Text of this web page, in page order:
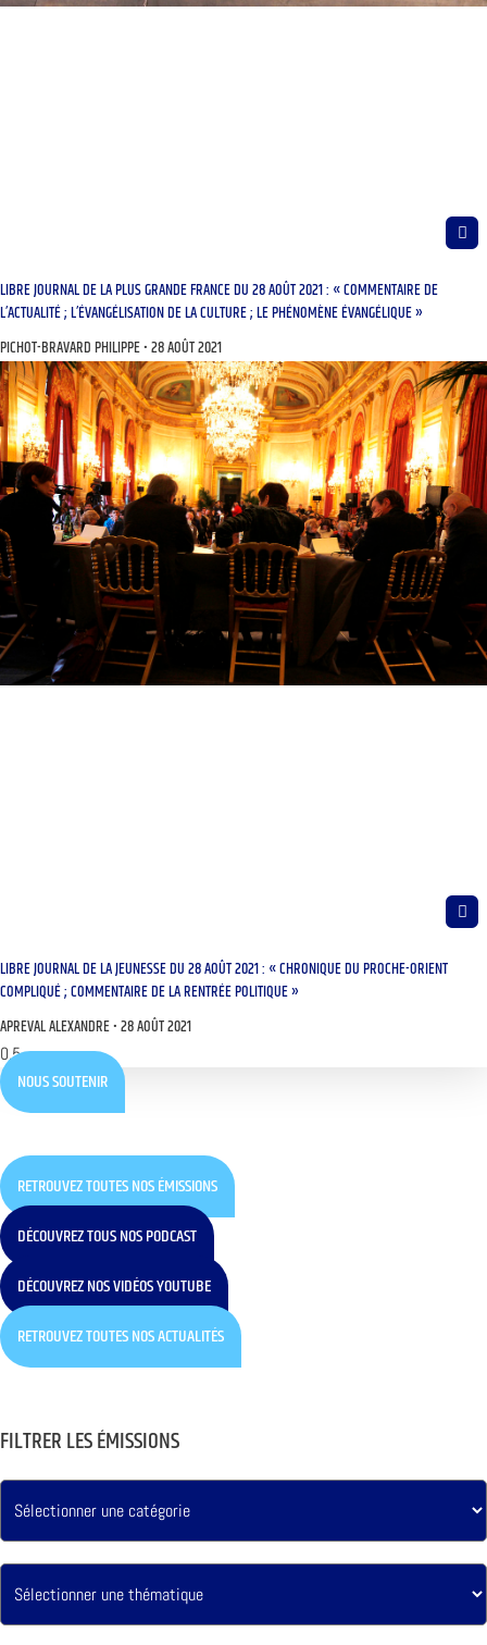
LIBRE JOURNAL DE LA PLUS GRANDE FRANCE DU 28 AOÛT 2021 : « COMMENTAIRE DE
L’ACTUALITÉ ; L’ÉVANGÉLISATION DE LA CULTURE ; LE PHÉNOMÈNE ÉVANGÉLIQUE »
PICHOT-BRAVARD PHILIPPE 28 AOÛT 2021
LIBRE JOURNAL DE LA JEUNESSE DU 28 AOÛT 2021 : « CHRONIQUE DU PROCHE-ORIENT
COMPLIQUÉ ; COMMENTAIRE DE LA RENTRÉE POLITIQUE »
APREVAL ALEXANDRE 28 AOÛT 2021
NOUS SOUTENIR
RETROUVEZ TOUTES NOS ÉMISSIONS
DÉCOUVREZ TOUS NOS PODCAST
DÉCOUVREZ NOS VIDÉOS YOUTUBE
RETROUVEZ TOUTES NOS ACTUALITÉS
FILTRER LES ÉMISSIONS